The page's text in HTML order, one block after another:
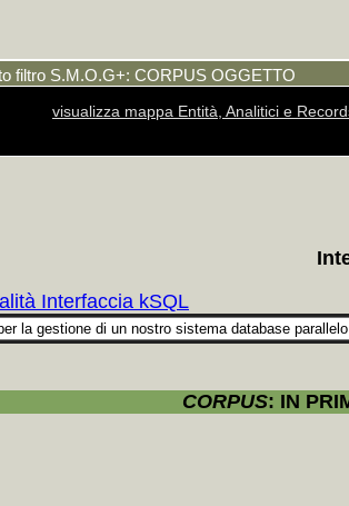
+
di
+
+
+
filtro S.M.O.G+: CORPUS OGGETTO
visualizza mappa Entità, Analitici e
Interfaccia kSQL
CORPUS: IN